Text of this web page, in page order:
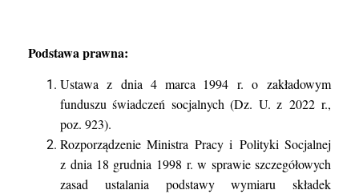
Podstawa prawna:
Ustawa z dnia 4 marca 1994 r. o zakładowym
funduszu świadczeń socjalnych (Dz. U. z 2022 r.,
poz. 923).
Rozporządzenie Ministra Pracy i Polityki Socjalnej
z dnia 18 grudnia 1998 r. w sprawie szczegółowych
zasad ustalania podstawy wymiaru składek